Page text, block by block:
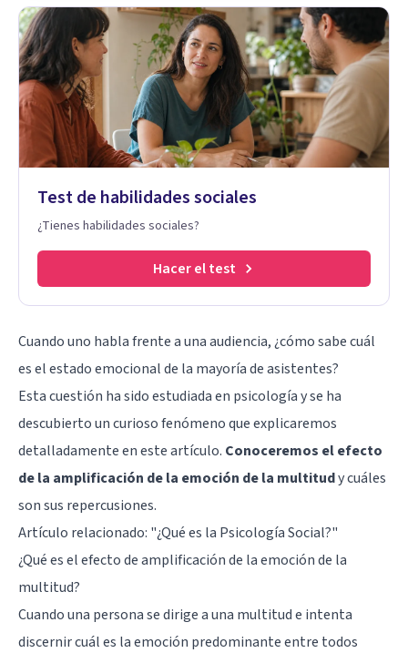
Test de habilidades sociales
¿Tienes habilidades sociales?
Hacer el test
Cuando uno habla frente a una audiencia, ¿cómo sabe cuál
es el estado emocional de la mayoría de asistentes?
Esta cuestión ha sido estudiada en psicología y se ha
descubierto un curioso fenómeno que explicaremos
detalladamente en este artículo. Conoceremos el efecto
de la amplificación de la emoción de la multitudy cuáles
son sus repercusiones.
Artículo relacionado: "¿Qué es la Psicología Social?"
¿Qué es el efecto de amplificación de la emoción de la
multitud?
Cuando una persona se dirige a una multitud e intenta
discernir cuál es la emoción predominante entre todos